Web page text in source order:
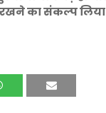
रखने का संकल्प लिया